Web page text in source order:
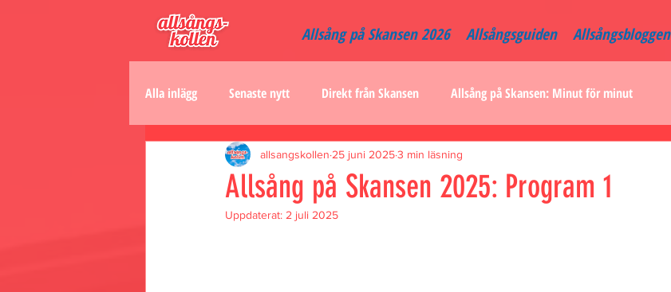
Allsång på Skansen 2026 Allsångsguiden Allsångsbloggen
Alla inlägg Senaste nytt Direkt från Skansen Allsång på Skansen: Minut för minut
Allsång på Skansen 2025: Program 1
allsangskollen 25 juni 20253 min läsning
Uppdaterat: 2 juli 2025